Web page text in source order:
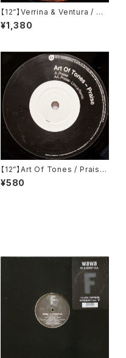
【12”】Verrina & Ventura / Co
clea EP (Propaganda Reco
rds) (PR002)
¥1,380
【12”】Art Of Tones / Praise
(20:20 Vision) (VIS142)
¥580